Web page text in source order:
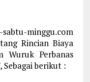
minggu.com
Rincian Biaya
Wuruk Perbanas
Sebagai berikut :